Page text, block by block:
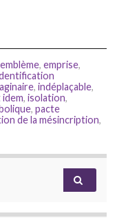
emblème, emprise,
, indéplaçable,
, isolation,
, pacte
de la mésincription,